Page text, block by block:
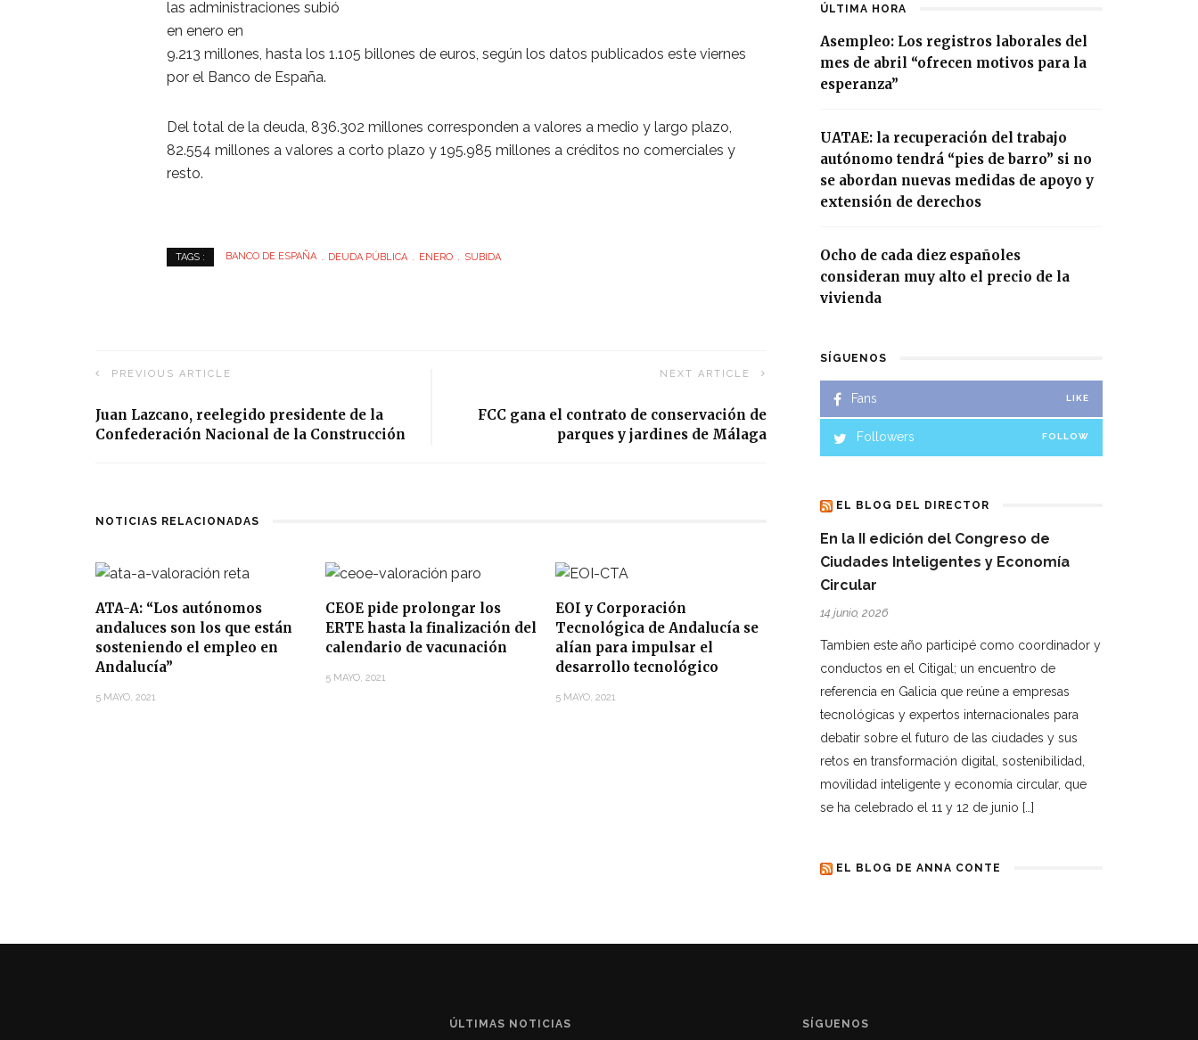
las administraciones subió
en enero en
9.213 millones, hasta los 1.105 billones de euros, según los datos publicados este viernes
por el Banco de España.
Del total de la deuda, 836.302 millones corresponden a valores a medio y largo plazo,
82.554 millones a valores a corto plazo y 195.985 millones a créditos no comerciales y
resto.
TAGS : BANCO DE ESPAÑA DEUDA PÚBLICA ENERO SUBIDA
PREVIOUS ARTICLE
Juan Lazcano, reelegido presidente de la
Confederación Nacional de la Construcción
NEXT ARTICLE
FCC gana el contrato de conservación de
parques y jardines de Málaga
NOTICIAS RELACIONADAS
ATA-A: “Los autónomos
andaluces son los que están
sosteniendo el empleo en
Andalucía”
5 MAYO, 2021
CEOE pide prolongar los
ERTE hasta la finalización del
calendario de vacunación
5 MAYO, 2021
EOI y Corporación
Tecnológica de Andalucía se
alían para impulsar el
desarrollo tecnológico
5 MAYO, 2021
ÚLTIMA HORA
Asempleo: Los registros laborales del
mes de abril “ofrecen motivos para la
esperanza”
UATAE: la recuperación del trabajo
autónomo tendrá “pies de barro” si no
se abordan nuevas medidas de apoyo y
extensión de derechos
Ocho de cada diez españoles
consideran muy alto el precio de la
vivienda
SÍGUENOS
Fans LIKE
Followers FOLLOW
EL BLOG DEL DIRECTOR
En la II edición del Congreso de
Ciudades Inteligentes y Economía
Circular
14 junio, 2026
Tambien este año participé como coordinador y
conductos en el Citigal; un encuentro de
referencia en Galicia que reúne a empresas
tecnológicas y expertos internacionales para
debatir sobre el futuro de las ciudades y sus
retos en transformación digital, sostenibilidad,
movilidad inteligente y economía circular, que
se ha celebrado el 11 y 12 de junio […]
EL BLOG DE ANNA CONTE
ÚLTIMAS NOTICIAS SÍGUENOS